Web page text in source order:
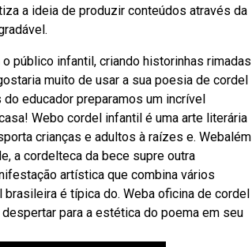
a ideia de produzir conteúdos através da
público infantil, criando historinhas rimadas
muito de usar a sua poesia de cordel
educador preparamos um incrível
Webo cordel infantil é uma arte literária
crianças e adultos à raízes e. Webalém
a cordelteca da bece supre outra
artística que combina vários
é típica do. Weba oficina de cordel
para a estética do poema em seu